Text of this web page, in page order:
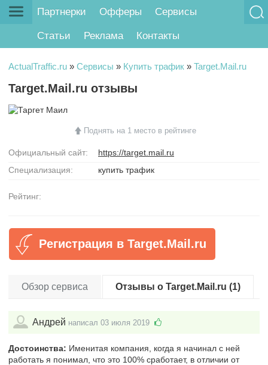
Партнерки Офферы Сервисы
Статьи Реклама Контакты
ActualTraffic.ru » Сервисы » Купить трафик » Target.Mail.ru
Target.Mail.ru отзывы
Поднять на 1 место в рейтинге
Официальный сайт:
https://target.mail.ru
Специализация:
купить трафик
Рейтинг:
Регистрация в Target.Mail.ru
Обзор сервиса Отзывы о Target.Mail.ru (1)
Андрей написал 03 июля 2019
Достоинства: Именитая компания, когда я начинал с ней
работать я понимал, что это 100% сработает, в отличии от